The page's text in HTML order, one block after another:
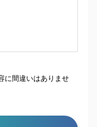
に間違いはありませ